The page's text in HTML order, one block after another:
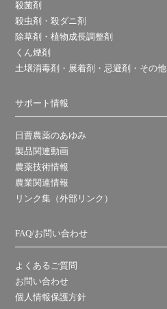
殺菌剤
殺虫剤・殺ダニ剤
除草剤・植物成長調整剤
くん煙剤
土壌消毒剤・展着剤・忌避剤・その他
サポート情報
日曹農薬のあゆみ
製品関連動画
農薬技術情報
農業関連情報
リンク集（外部リンク）
FAQ/お問い合わせ
よくあるご質問
お問い合わせ
個人情報保護方針